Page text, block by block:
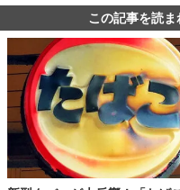
この記事を読